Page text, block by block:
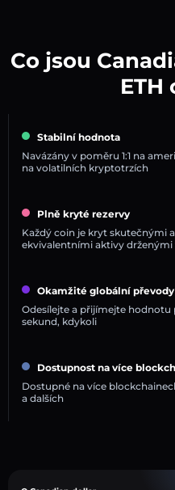
Co jsou
ETH
Stabilní hodnota
Navázány v poměru 1:1 na
na volatilních kryptotrzích
Plně kryté rezervy
Každý coin je kryt skutečnými
ekvivalentními aktivy
Okamžité globální převody
Odesílejte a přijímejte hodnotu
sekund, kdykoli
Dostupnost na více
Dostupné na více
a dalších